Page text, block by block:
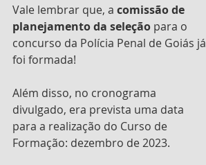
Vale lembrar que, a comissão de
planejamento da seleção para o
concurso da Polícia Penal de Goiás já
foi formada!
Além disso, no cronograma
divulgado, era prevista uma data
para a realização do Curso de
Formação: dezembro de 2023.